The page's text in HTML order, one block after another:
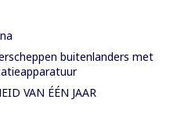
buitenlanders met
VAN ÉÉN JAAR